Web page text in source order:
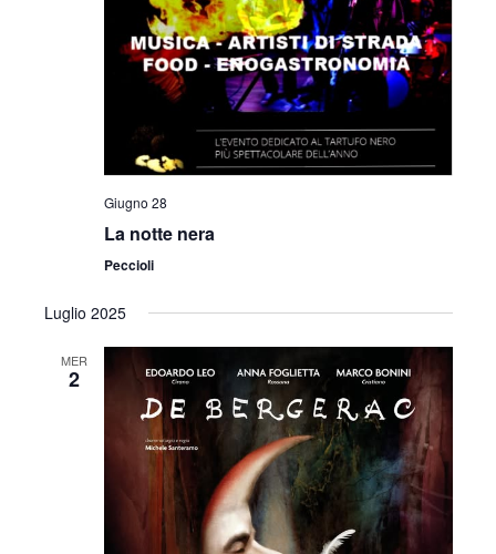
Giugno 28
La notte nera
Peccioli
Luglio 2025
MER
2